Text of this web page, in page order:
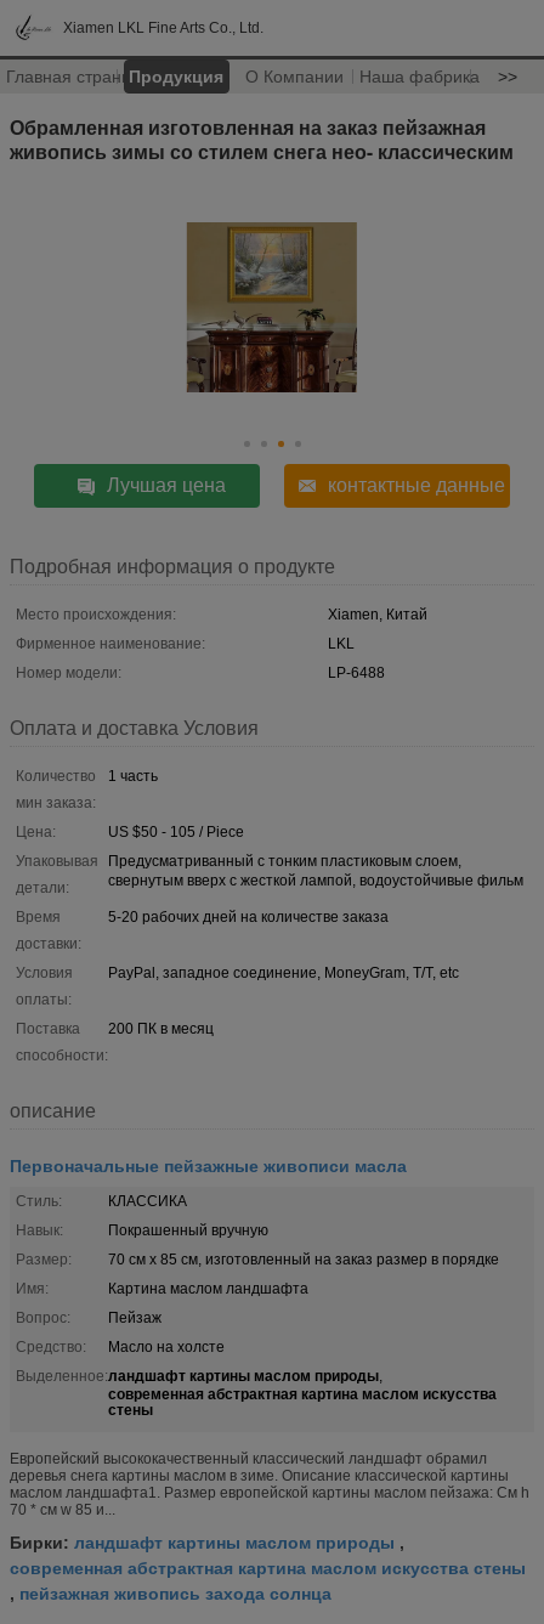
Xiamen LKL Fine Arts Co., Ltd.
Главная страницаПродукция О Компании Наша фабрика >>
Обрамленная изготовленная на заказ пейзажная
живопись зимы со стилем снега нео- классическим
Лучшая цена контактные данные
Подробная информация о продукте
Место происхождения:
Xiamen, Китай
Фирменное наименование:
LKL
Номер модели:
LP-6488
Оплата и доставка Условия
Количество
мин заказа:
1 часть
Цена:
US $50 - 105 / Piece
Упаковывая
детали:
Предусматриванный с тонким пластиковым слоем,
свернутым вверх с жесткой лампой, водоустойчивые фильм
Время
доставки:
5-20 рабочих дней на количестве заказа
Условия
оплаты:
PayPal, западное соединение, MoneyGram, T/T, etc
Поставка
способности:
200 ПК в месяц
описание
Первоначальные пейзажные живописи масла
Стиль:
КЛАССИКА
Навык:
Покрашенный вручную
Размер:
70 см x 85 см, изготовленный на заказ размер в порядке
Имя:
Картина маслом ландшафта
Вопрос:
Пейзаж
Средство:
Масло на холсте
Выделенное:ландшафт картины маслом природы,
современная абстрактная картина маслом искусства
стены
Европейский высококачественный классический ландшафт обрамил
деревья снега картины маслом в зиме. Описание классической картины
маслом ландшафта1. Размер европейской картины маслом пейзажа: См h
70 * см w 85 и...
Бирки: ландшафт картины маслом природы ,
современная абстрактная картина маслом искусства стены
, пейзажная живопись захода солнца